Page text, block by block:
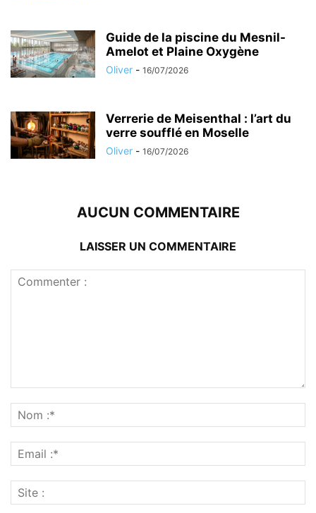
Guide de la piscine du Mesnil-
Amelot et Plaine Oxygène
Oliver - 16/07/2026
Verrerie de Meisenthal : l’art du
verre soufflé en Moselle
Oliver - 16/07/2026
AUCUN COMMENTAIRE
LAISSER UN COMMENTAIRE